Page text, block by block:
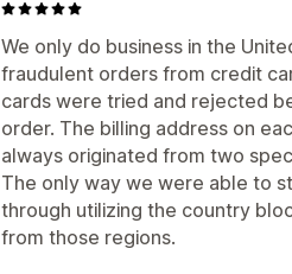
Przechwytywanie zawartości
Pobieranie obrazów
Inspekcja elementów
Narzędzia dla programistów
Komunikat o prawach autorskich
Weryfikacja tożsamości
Wykrywanie oparte na
Alerty i analizy
Powiadomienia aplikacji
We only do business in the
fraudulent orders from credit
cards were tried and rejected
order. The billing address on
always originated from two
The only way we were able to
through utilizing the country
from those regions.